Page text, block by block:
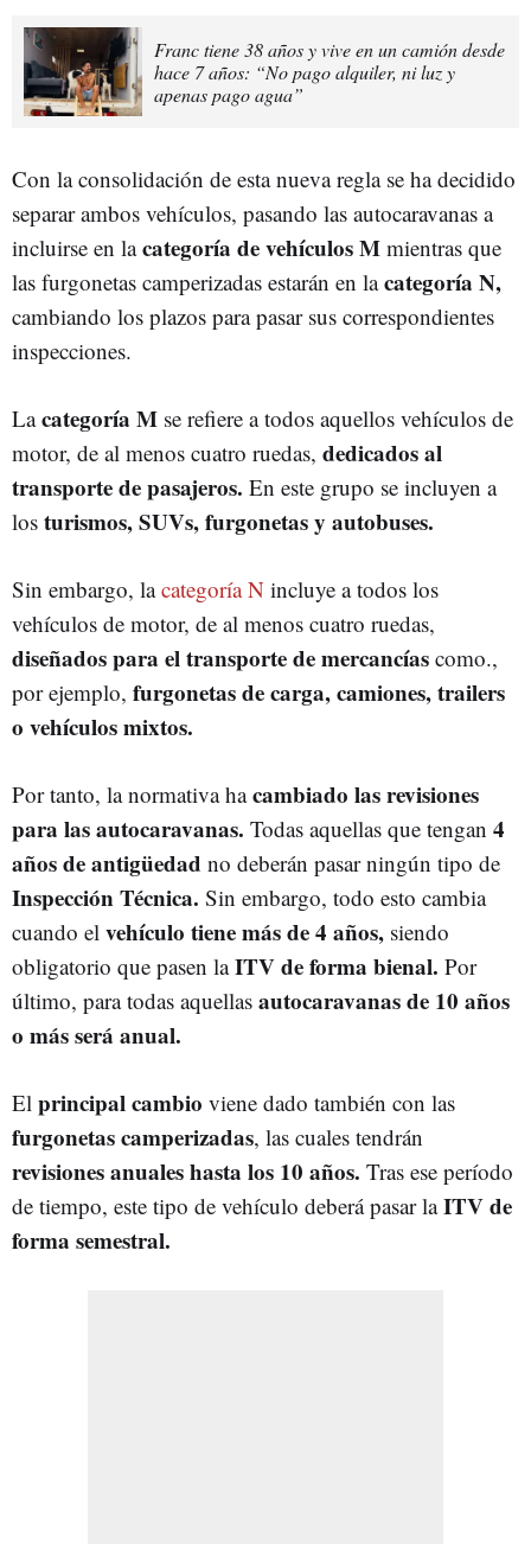
Franc tiene 38 años y vive en un camión desde
hace 7 años: “No pago alquiler, ni luz y
apenas pago agua”
Con la consolidación de esta nueva regla se ha decidido
separar ambos vehículos, pasando las autocaravanas a
incluirse en lacategoría de vehículos M mientras que
las furgonetas camperizadas estarán en lacategoría N,
cambiando los plazos para pasar sus correspondientes
inspecciones.
Lacategoría M se refiere a todos aquellos vehículos de
motor, de al menos cuatro ruedas, dedicados al
transporte de pasajeros. En este grupo se incluyen a
los turismos, SUVs, furgonetas y autobuses.
Sin embargo, lacategoría N incluye a todos los
vehículos de motor, de al menos cuatro ruedas,
diseñados para el transporte de mercancías como.,
por ejemplo, furgonetas de carga, camiones, trailers
o vehículos mixtos.
Por tanto, la normativa hacambiado las revisiones
para las autocaravanas. Todas aquellas que tengan 4
años de antigüedad no deberán pasar ningún tipo de
Inspección Técnica. Sin embargo, todo esto cambia
cuando el vehículo tiene más de 4 años, siendo
obligatorio que pasen laITV de forma bienal. Por
último, para todas aquellas autocaravanas de 10 años
o más será anual.
El principal cambio viene dado también con las
furgonetas camperizadas, las cuales tendrán
revisiones anuales hasta los 10 años. Tras ese período
de tiempo, este tipo de vehículo deberá pasar laITV de
forma semestral.